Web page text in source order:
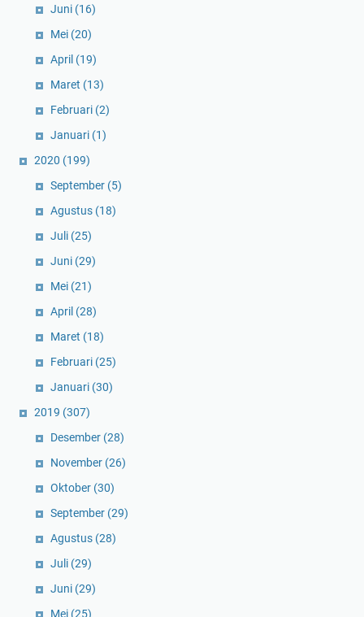
Juni (16)
Mei (20)
April (19)
Maret (13)
Februari (2)
Januari (1)
2020 (199)
September (5)
Agustus (18)
Juli (25)
Juni (29)
Mei (21)
April (28)
Maret (18)
Februari (25)
Januari (30)
2019 (307)
Desember (28)
November (26)
Oktober (30)
September (29)
Agustus (28)
Juli (29)
Juni (29)
Mei (25)